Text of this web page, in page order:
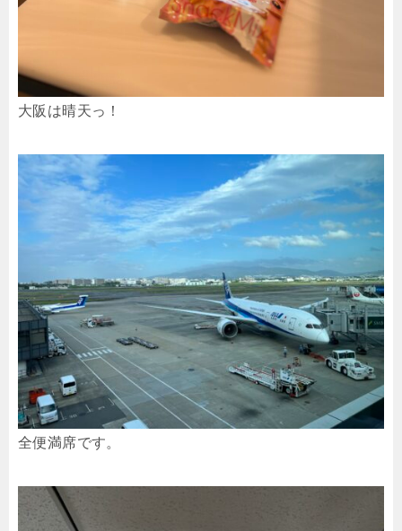
大阪は晴天っ！
全便満席です。